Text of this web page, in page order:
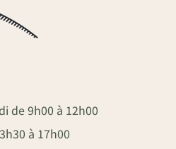
de 9h00 à 12h00
à 17h00